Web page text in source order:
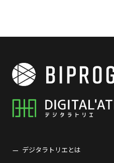
デジタラトリエとは